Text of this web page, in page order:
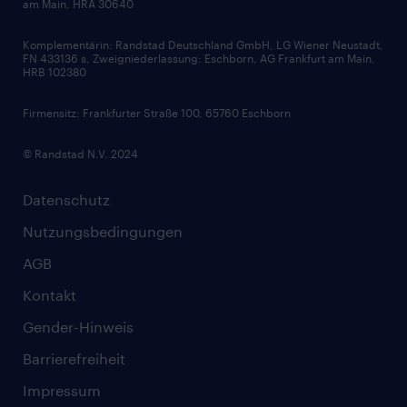
Soft Skills
Skills
Datenschutz
Nutzungsbedingungen
AGB
Kontakt
Gender-Hinweis
Barrierefreiheit
Impressum
am Main, HRA 30640
Komplementärin: Randstad Deutschland GmbH, LG Wiener Neustadt,
FN 433136 s, Zweigniederlassung: Eschborn, AG Frankfurt am Main,
HRB 102380
Firmensitz: Frankfurter Straße 100, 65760 Eschborn
© Randstad N.V. 2024